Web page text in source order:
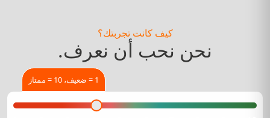
كيف كانت تجربتك؟
نحن نحب أن نعرف.
1 = ضعيف، 10 = ممتاز